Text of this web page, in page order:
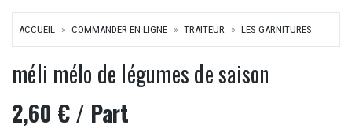
ACCUEIL COMMANDER EN LIGNE TRAITEUR LES GARNITURES
méli mélo de légumes de saison
2,60 €/ Part